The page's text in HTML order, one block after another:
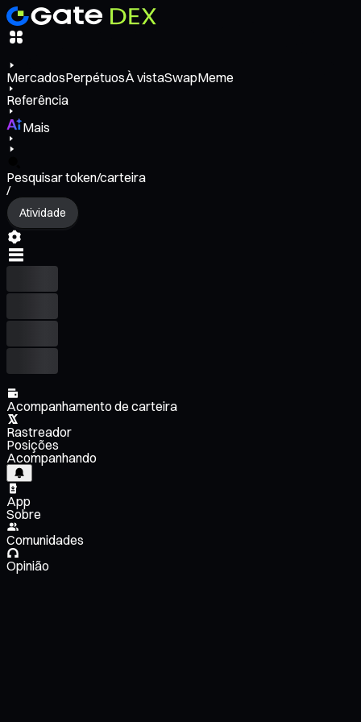
MercadosPerpétuosÀ vistaSwapMeme
Referência
Mais
Pesquisar token/carteira
/
Atividade
Acompanhamento de carteira
Rastreador
Posições
Acompanhando
App
Sobre
Comunidades
Opinião